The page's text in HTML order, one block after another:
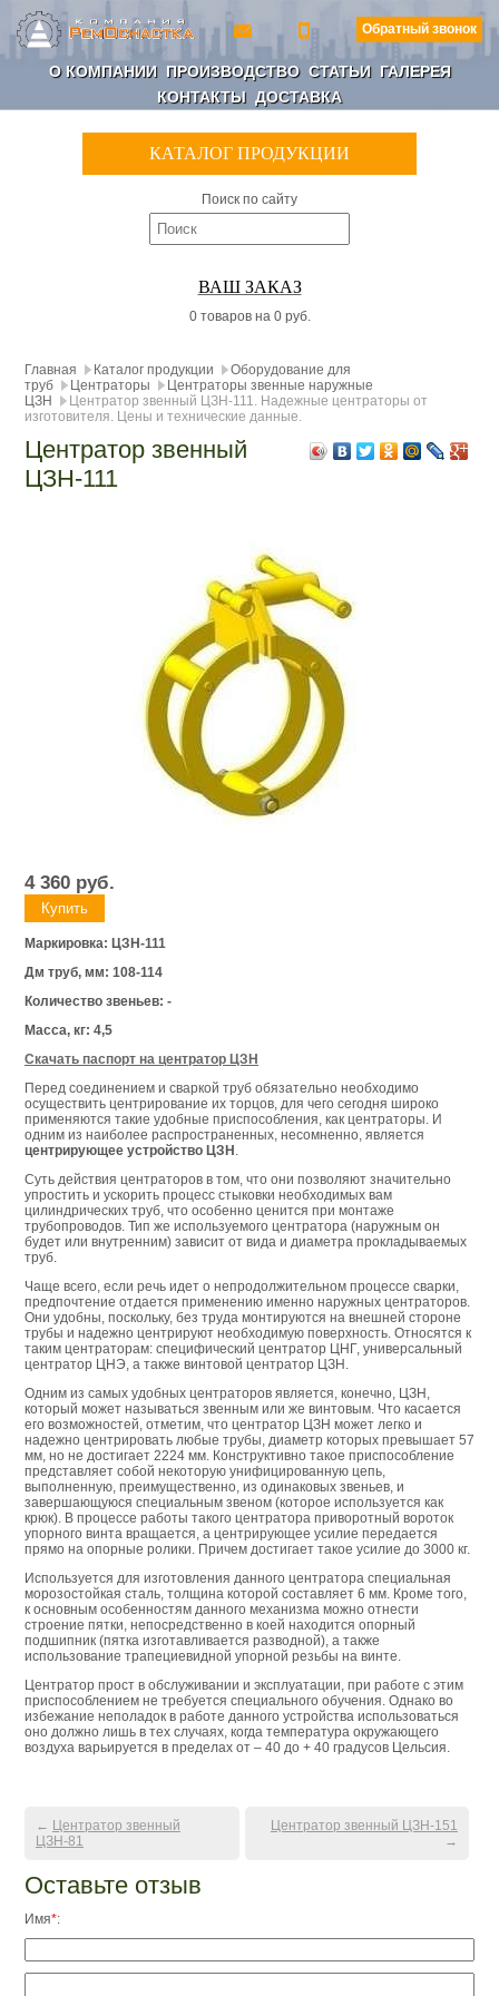
Обратный звонок
О КОМПАНИИ ПРОИЗВОДСТВО СТАТЬИ ГАЛЕРЕЯ
КОНТАКТЫ ДОСТАВКА
КАТАЛОГ ПРОДУКЦИИ
Поиск по сайту
ВАШ ЗАКАЗ
0 товаров на 0 руб.
Главная Каталог продукции
Оборудование для
труб
Центраторы
Центраторы звенные наружные
ЦЗН
Центратор звенный ЦЗН-111. Надежные центраторы от
изготовителя. Цены и технические данные.
Центратор звенный
ЦЗН-111
4 360 руб.
Маркировка: ЦЗН-111
Дм труб, мм: 108-114
Количество звеньев: -
Масса, кг: 4,5
Скачать паспорт на центратор ЦЗН
Перед соединением и сваркой труб обязательно необходимо
осуществить центрирование их торцов, для чего сегодня широко
применяются такие удобные приспособления, как центраторы. И
одним из наиболее распространенных, несомненно, является
центрирующее устройство ЦЗН .
Суть действия центраторов в том, что они позволяют значительно
упростить и ускорить процесс стыковки необходимых вам
цилиндрических труб, что особенно ценится при монтаже
трубопроводов. Тип же используемого центратора (наружным он
будет или внутренним) зависит от вида и диаметра прокладываемых
труб.
Чаще всего, если речь идет о непродолжительном процессе сварки,
предпочтение отдается применению именно наружных центраторов.
Они удобны, поскольку, без труда монтируются на внешней стороне
трубы и надежно центрируют необходимую поверхность. Относятся к
таким центраторам: специфический центратор ЦНГ, универсальный
центратор ЦНЭ, а также винтовой центратор ЦЗН.
Одним из самых удобных центраторов является, конечно, ЦЗН,
который может называться звенным или же винтовым. Что касается
его возможностей, отметим, что центратор ЦЗН может легко и
надежно центрировать любые трубы, диаметр которых превышает 57
мм, но не достигает 2224 мм. Конструктивно такое приспособление
представляет собой некоторую унифицированную цепь,
выполненную, преимущественно, из одинаковых звеньев, и
завершающуюся специальным звеном (которое используется как
крюк). В процессе работы такого центратора приворотный вороток
упорного винта вращается, а центрирующее усилие передается
прямо на опорные ролики. Причем достигает такое усилие до 3000 кг.
Используется для изготовления данного центратора специальная
морозостойкая сталь, толщина которой составляет 6 мм. Кроме того,
к основным особенностям данного механизма можно отнести
строение пятки, непосредственно в коей находится опорный
подшипник (пятка изготавливается разводной), а также
использование трапециевидной упорной резьбы на винте.
Центратор прост в обслуживании и эксплуатации, при работе с этим
приспособлением не требуется специального обучения. Однако во
избежание неполадок в работе данного устройства использоваться
оно должно лишь в тех случаях, когда температура окружающего
воздуха варьируется в пределах от – 40 до + 40 градусов Цельсия.
← Центратор звенный
ЦЗН-81
Центратор звенный ЦЗН-151
→
Оставьте отзыв
Имя*: